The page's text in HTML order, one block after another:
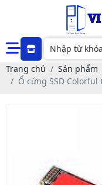
Trang chủ Sản phẩm
Ổ cứng SSD Colorful